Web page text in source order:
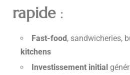
rapide:
Fast-food, sandwicheries,
kitchens
Investissement initial